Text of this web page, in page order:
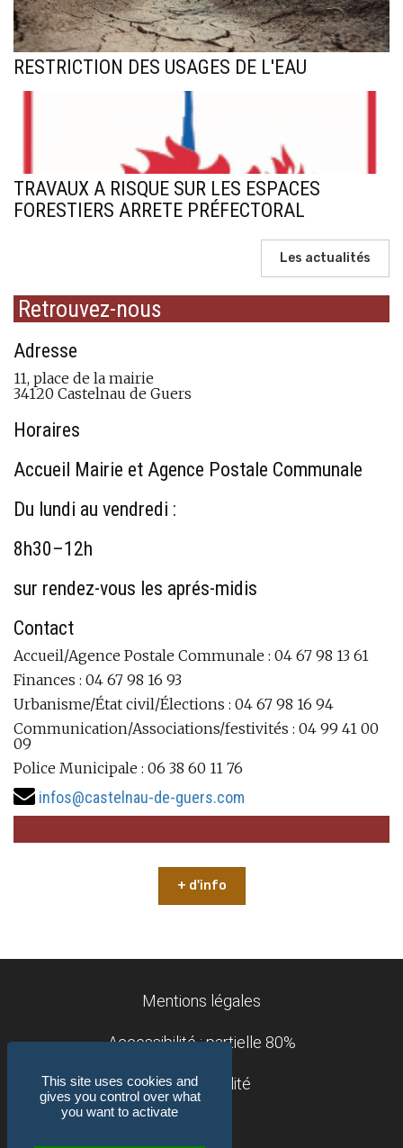
RESTRICTION DES USAGES DE L'EAU
TRAVAUX A RISQUE SUR LES ESPACES
FORESTIERS ARRETE PRÉFECTORAL
Les actualités
Retrouvez-nous
Adresse
11, place de la mairie
34120 Castelnau de Guers
Horaires
Accueil Mairie et Agence Postale Communale
Du lundi au vendredi :
8h30–12h
sur rendez-vous les aprés-midis
Contact
Accueil/Agence Postale Communale : 04 67 98 13 61
Finances : 04 67 98 16 93
Urbanisme/État civil/Élections : 04 67 98 16 94
Communication/Associations/festivités : 04 99 41 00
09
Police Municipale : 06 38 60 11 76
infos@castelnau-de-guers.com
+ d'info
Mentions légales
Accessibilité : partielle 80%
Confidentialité
This site uses cookies and
gives you control over what
you want to activate